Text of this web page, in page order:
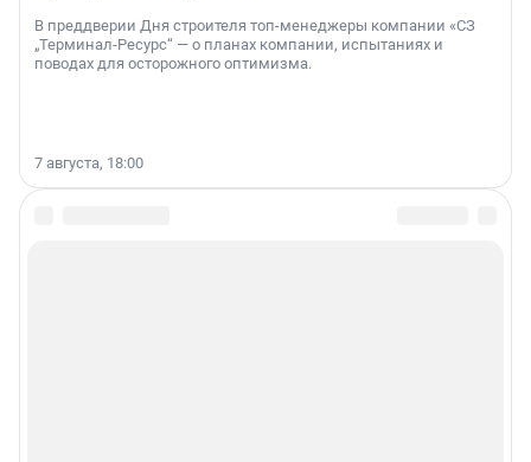
В преддверии Дня строителя топ-менеджеры компании «СЗ
„Терминал-Ресурс“ — о планах компании, испытаниях и
поводах для осторожного оптимизма.
7 августа, 18:00